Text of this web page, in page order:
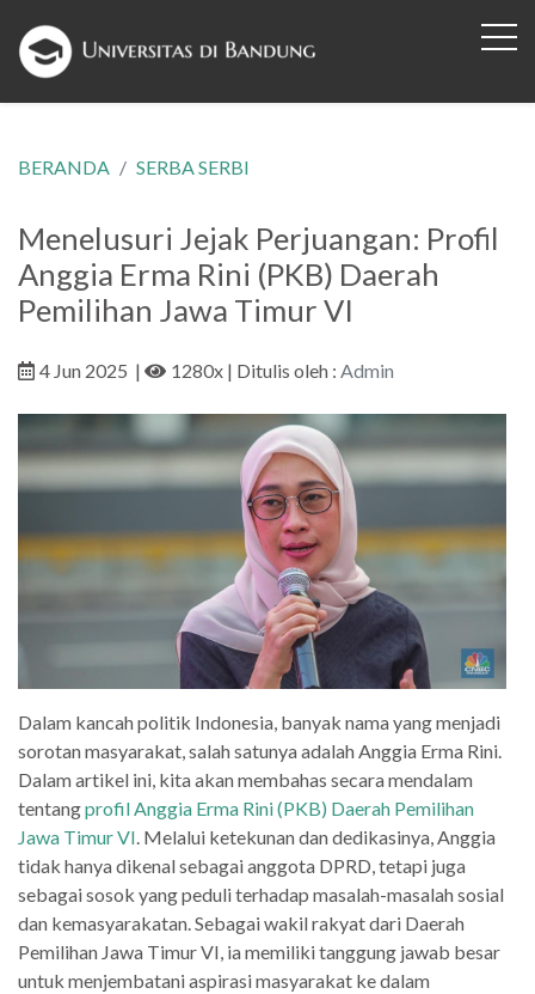
BERANDA SERBA SERBI
Menelusuri Jejak Perjuangan: Profil
Anggia Erma Rini (PKB) Daerah
Pemilihan Jawa Timur VI
4 Jun 2025 | 1280x | Ditulis oleh : Admin
Dalam kancah politik Indonesia, banyak nama yang menjadi
sorotan masyarakat, salah satunya adalah Anggia Erma Rini.
Dalam artikel ini, kita akan membahas secara mendalam
tentangprofil Anggia Erma Rini (PKB) Daerah Pemilihan
Jawa Timur VI. Melalui ketekunan dan dedikasinya, Anggia
tidak hanya dikenal sebagai anggota DPRD, tetapi juga
sebagai sosok yang peduli terhadap masalah-masalah sosial
dan kemasyarakatan. Sebagai wakil rakyat dari Daerah
Pemilihan Jawa Timur VI, ia memiliki tanggung jawab besar
untuk menjembatani aspirasi masyarakat ke dalam